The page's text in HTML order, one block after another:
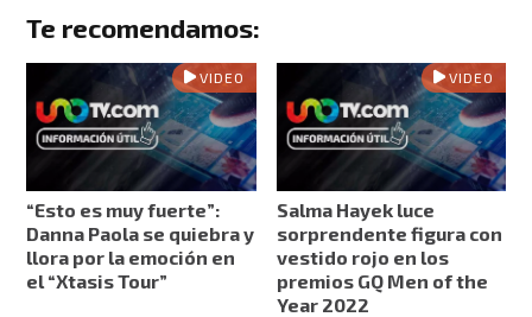
Te recomendamos:
VIDEO
“Esto es muy fuerte”:
Danna Paola se quiebra y
llora por la emoción en
el “Xtasis Tour”
VIDEO
Salma Hayek luce
sorprendente figura con
vestido rojo en los
premios GQ Men of the
Year 2022